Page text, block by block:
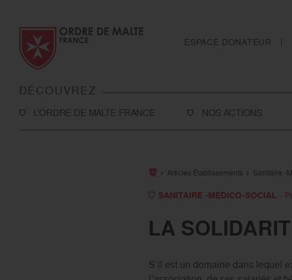
ESPACE DONATEUR
DÉCOUVREZ
L’ORDRE DE MALTE FRANCE
Notre présence à l’international
NOS ACTIONS
Toutes nos actions
Articles Établissements Sanitaire -
SANITAIRE -MÉDICO-SOCIAL -
LA
S’il est un domaine dans lequel